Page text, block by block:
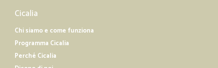
Cicalia
Chi siamo e come funziona
Programma Cicalia
Perché Cicalia